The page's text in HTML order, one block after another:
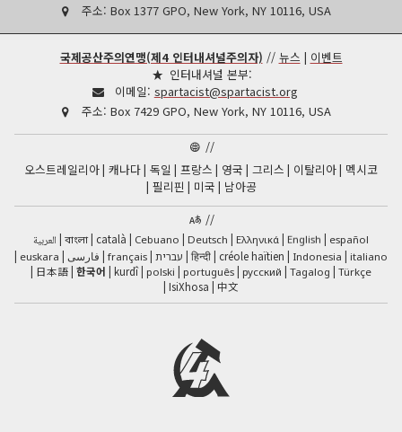
주소: Box 1377 GPO, New York, NY 10116, USA
국제공산주의연맹(제4 인터내셔널주의자) // 뉴스 | 이벤트
인터내셔널 본부:
이메일: spartacist@spartacist.org
주소: Box 7429 GPO, New York, NY 10116, USA
//
오스트레일리아 캐나다 독일 프랑스 영국 그리스 이탈리아 멕시코
필리핀
미국
남아공
//
العربية
বাংলা català Cebuano Deutsch Ελληνικά English
español
euskara
فارسی français עברית हिन्दी créole haïtien Indonesia italiano
日本語 한국어 kurdî polski português русский Tagalog Türkçe
IsiXhosa 中文